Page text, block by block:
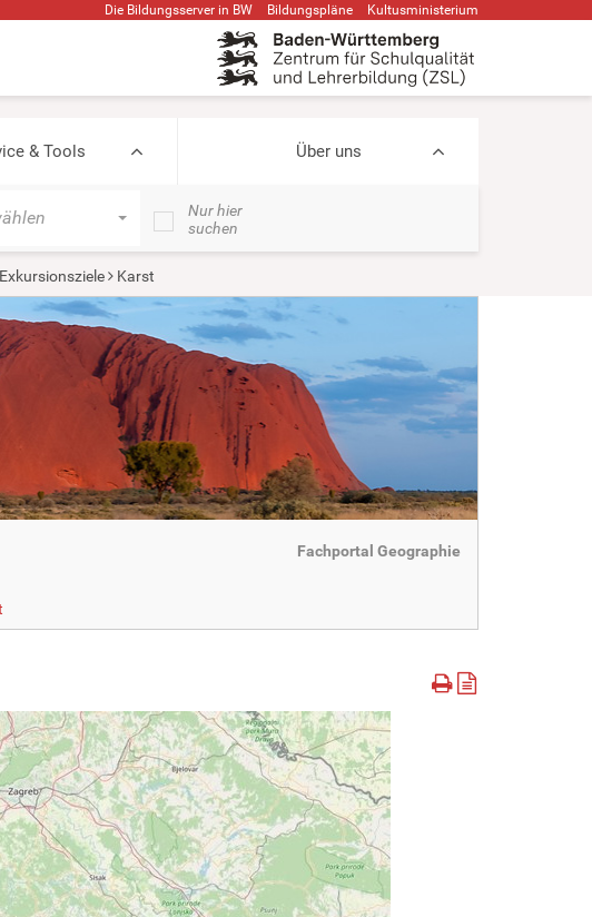
Die Bildungsserver in BW Bildungspläne Kultusministerium
& Tools Über uns
Nur hier
suchen
Exkursionsziele Karst
Fachportal Geographie